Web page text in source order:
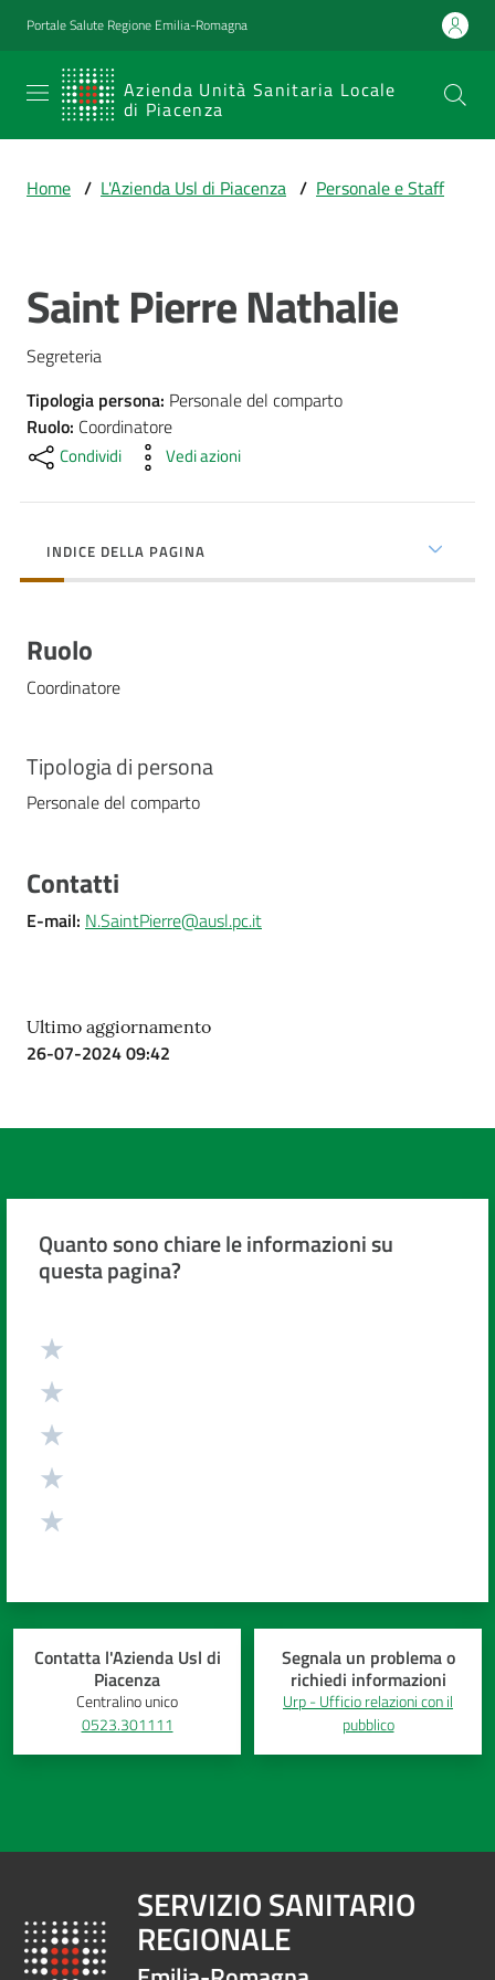
Vai al contenuto
Vai alla navigazione
Vai al footer
Portale Salute Regione Emilia-Romagna
Azienda Unità Sanitaria Locale
di Piacenza
SERVIZIO
SANITARIO
Emilia-
Sanitaria Locale
di Piacenza
Prestazioni
e
percorsi
cura
per...
e
territorio
Studiare
a
Piacenza
Costruiamo
Salute
Scuole
su
Home / L'Azienda Usl di Piacenza / Personale e Staff
Salta al contenuto
Saint Pierre Nathalie
Segreteria
Tipologia persona: Personale del comparto
Ruolo: Coordinatore
Condividi Vedi azioni
INDICE DELLA PAGINA
Ruolo
Coordinatore
Tipologia di persona
Personale del comparto
Contatti
E-mail: N.SaintPierre@ausl.pc.it
Ultimo aggiornamento
26-07-2024 09:42
Quanto sono chiare le informazioni su
questa pagina?
Contatta l'Azienda Usl di
Piacenza
Centralino unico
0523.301111
Segnala un problema o
richiedi informazioni
Urp - Ufficio relazioni con il
pubblico
SERVIZIO SANITARIO
REGIONALE